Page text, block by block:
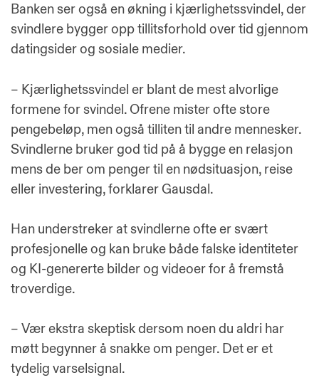
Banken ser også en økning i kjærlighetssvindel, der
svindlere bygger opp tillitsforhold over tid gjennom
datingsider og sosiale medier.
– Kjærlighetssvindel er blant de mest alvorlige
formene for svindel. Ofrene mister ofte store
pengebeløp, men også tilliten til andre mennesker.
Svindlerne bruker god tid på å bygge en relasjon
mens de ber om penger til en nødsituasjon, reise
eller investering, forklarer Gausdal.
Han understreker at svindlerne ofte er svært
profesjonelle og kan bruke både falske identiteter
og KI-genererte bilder og videoer for å fremstå
troverdige.
– Vær ekstra skeptisk dersom noen du aldri har
møtt begynner å snakke om penger. Det er et
tydelig varselsignal.